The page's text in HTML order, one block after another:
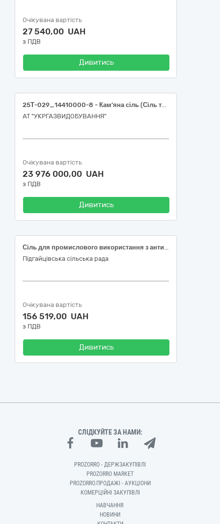
Очікувана вартість
27 540,00 UAH
з ПДВ
Дивитись
25Т-029_14410000-8 - Кам’яна сіль (Сіль технічна (NaCL))
АТ "УКРГАЗВИДОБУВАННЯ"
Очікувана вартість
23 976 000,00 UAH
з ПДВ
Дивитись
Сіль для промислового використання з антизлежувачем, код ДК 021:2015 – 14410000-8 Кам’яна сіль
Підгайцівська сільська рада
Очікувана вартість
156 519,00 UAH
з ПДВ
Дивитись
СЛІДКУЙТЕ ЗА НАМИ:
PROZORRO - ДЕРЖЗАКУПІВЛІ
PROZORRO MARKET
PROZORRO.ПРОДАЖІ - АУКЦІОНИ
КОМЕРЦІЙНІ ЗАКУПІВЛІ
НАВЧАННЯ
НОВИНИ